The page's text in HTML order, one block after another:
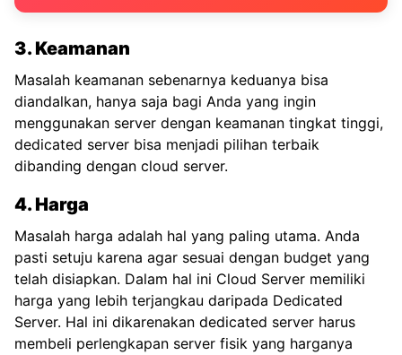
3. Keamanan
Masalah keamanan sebenarnya keduanya bisa
diandalkan, hanya saja bagi Anda yang ingin
menggunakan server dengan keamanan tingkat tinggi,
dedicated server bisa menjadi pilihan terbaik
dibanding dengan cloud server.
4. Harga
Masalah harga adalah hal yang paling utama. Anda
pasti setuju karena agar sesuai dengan budget yang
telah disiapkan. Dalam hal ini Cloud Server memiliki
harga yang lebih terjangkau daripada Dedicated
Server. Hal ini dikarenakan dedicated server harus
membeli perlengkapan server fisik yang harganya